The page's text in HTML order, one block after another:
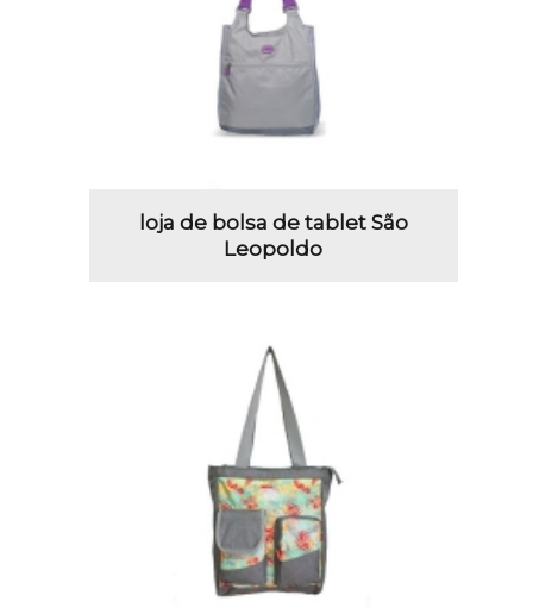
loja de bolsa de tablet São
Leopoldo